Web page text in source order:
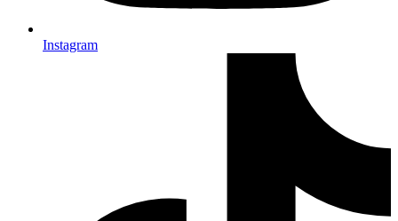
Instagram